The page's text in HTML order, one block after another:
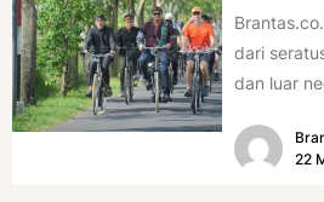
dari
dan luar
22